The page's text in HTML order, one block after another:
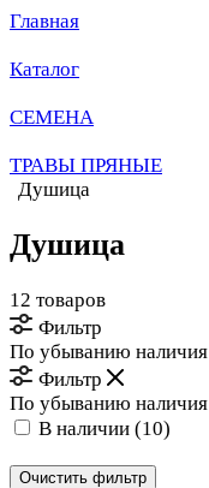
Главная
Каталог
СЕМЕНА
ТРАВЫ ПРЯНЫЕ
Душица
Душица
12 товаров
Фильтр
По убыванию наличия
Фильтр
По убыванию наличия
В наличии (10)
Очистить фильтр